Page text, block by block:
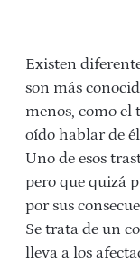
Existen
son más
menos, como
oído hablar de
Uno de esos
pero que quizá
por sus
Se trata de un
lleva a los